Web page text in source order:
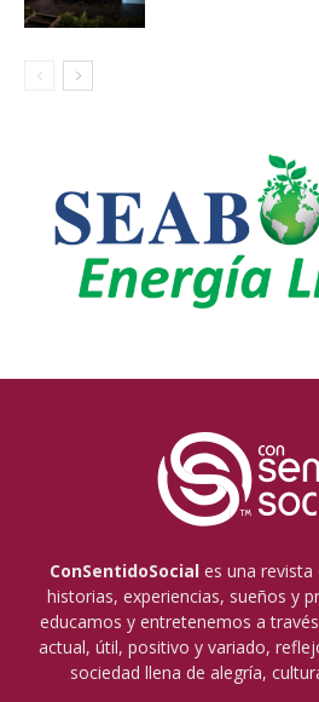
ConSentidoSocial es una
historias, experiencias, sueños y
educamos y entretenemos a
actual, útil, positivo y variado,
sociedad llena de alegría,